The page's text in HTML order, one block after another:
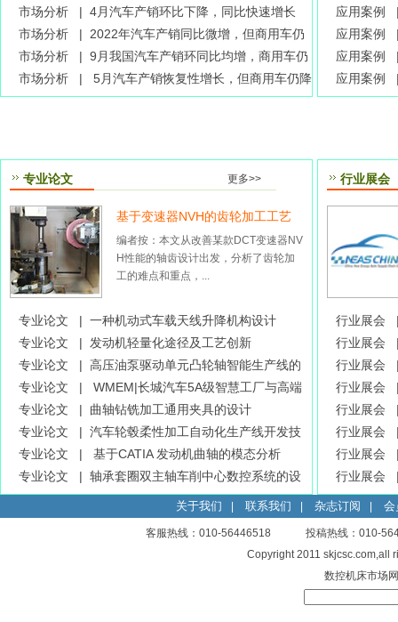
大幅增长
市场分析 | 4月汽车产销环比下降，同比快速增长
市场分析 | 2022年汽车产销同比微增，但商用车仍
大幅下滑
市场分析 | 9月我国汽车产销环同比均增，商用车仍
相对低迷
市场分析 |
5月汽车产销恢复性增长，但商用车仍降
幅巨大
助数字孪
应用案
效率突围
应用案
安排
应用案
应用案
动汽车制
专业论文 更多>>
基于变速器NVH的齿轮加工工艺
优化研究
编者按：本文从改善某款DCT变速器NV
H性能的轴齿设计出发，分析了齿轮加
工的难点和重点，...
专业论文 | 一种机动式车载天线升降机构设计
专业论文 | 发动机轻量化途径及工艺创新
专业论文 | 高压油泵驱动单元凸轮轴智能生产线的
研发和应用
专业论文 |
WMEM|长城汽车5A级智慧工厂与高端
智能装备的“融合”
专业论文 | 曲轴钻铣加工通用夹具的设计
专业论文 | 汽车轮毂柔性加工自动化生产线开发技
术分析
专业论文 |
基于CATIA 发动机曲轴的模态分析
专业论文 | 轴承套圈双主轴车削中心数控系统的设
计
行业展会
行业展
及传输技
行业展
备及材料
行业展
展览会
行业展
脂、养护
行业展
会
行业展
件加工技
行业展
技术展览
行业展
技术与装
关于我们 联系我们 杂志订阅 会
客服热线：010-56446518 投稿热线：
Copyright 2011
数控机床市场网